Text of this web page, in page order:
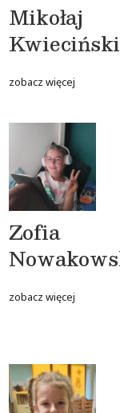
Mikołaj
Kwieciński
zobacz więcej
Zofia
zobacz więcej